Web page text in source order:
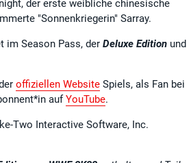
der erste weibliche chinesische
"Sonnenkriegerin" Sarray.
im Season Pass, der Deluxe Edition und
offiziellen Website Spiels, als Fan bei
aufYouTube.
Two Interactive Software, Inc.